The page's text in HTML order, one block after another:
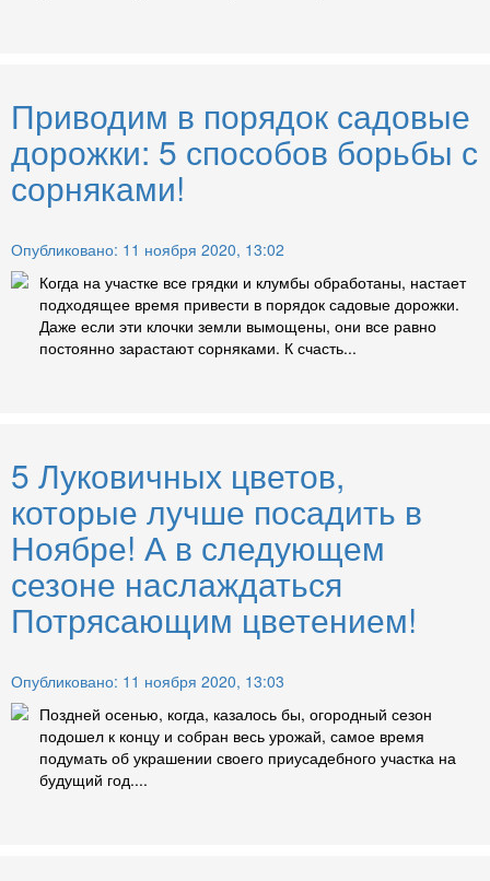
Приводим в порядок садовые
дорожки: 5 способов борьбы с
сорняками!
Опубликовано: 11 ноября 2020, 13:02
Когда на участке все грядки и клумбы обработаны, настает
подходящее время привести в порядок садовые дорожки.
Даже если эти клочки земли вымощены, они все равно
постоянно зарастают сорняками. К счасть...
5 Луковичных цветов,
которые лучше посадить в
Ноябре! А в следующем
сезоне наслаждаться
Потрясающим цветением!
Опубликовано: 11 ноября 2020, 13:03
Поздней осенью, когда, казалось бы, огородный сезон
подошел к концу и собран весь урожай, самое время
подумать об украшении своего приусадебного участка на
будущий год....